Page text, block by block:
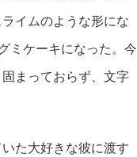
イムのような形にな
ミケーキになった。今
まっておらず、文字
た大好きな彼に渡す